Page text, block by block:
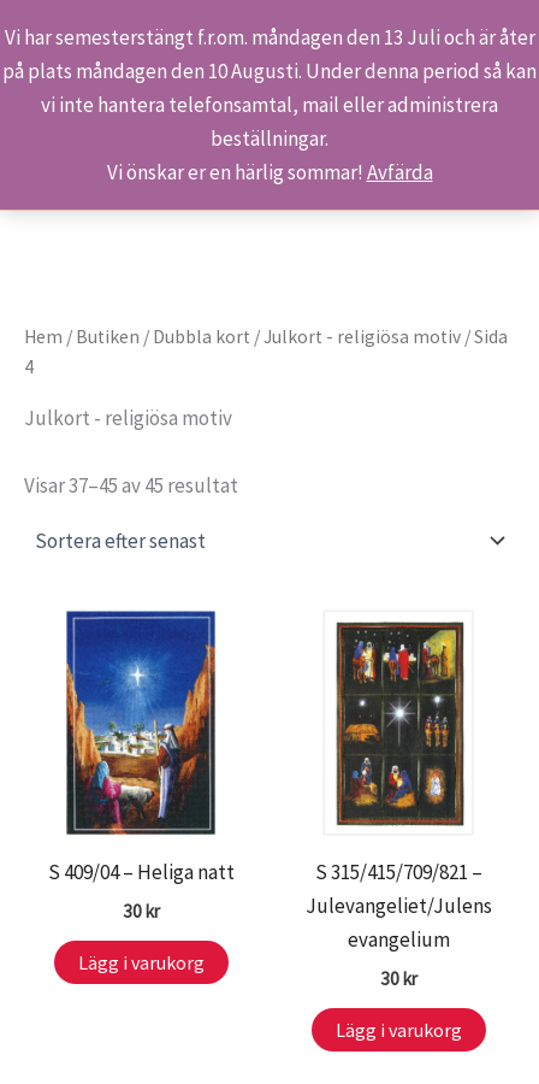
Vi har semesterstängt f.r.om. måndagen den 13 Juli och är åter
på plats måndagen den 10 Augusti. Under denna period så kan
vi inte hantera telefonsamtal, mail eller administrera
beställningar.
Vi önskar er en härlig sommar! Avfärda
Hoppa
Sök
Hem Produkter
Dubbla kort
Sida 4
Hem / Butiken / Dubbla kort /Julkort - religiösa motiv / Sida
4
Julkort - religiösa motiv
Visar 37–45 av 45 resultat
S 409/04 – Heliga natt
30kr
Lägg i varukorg
S 315/415/709/821 –
Julevangeliet/Julens
evangelium
30kr
Lägg i varukorg